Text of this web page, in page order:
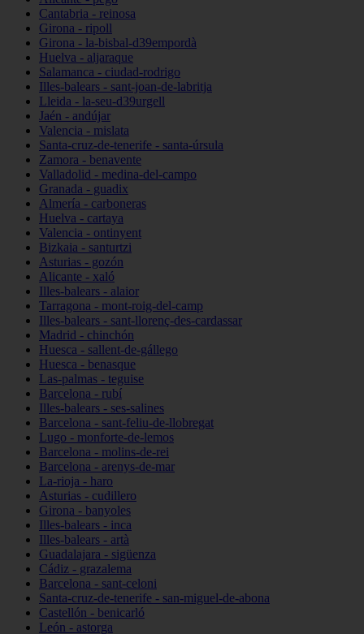
Cantabria - reinosa
Girona - ripoll
Girona - la-bisbal-d39empordà
Huelva - aljaraque
Salamanca - ciudad-rodrigo
Illes-balears - sant-joan-de-labritja
Lleida - la-seu-d39urgell
Jaén - andújar
Valencia - mislata
Santa-cruz-de-tenerife - santa-úrsula
Zamora - benavente
Valladolid - medina-del-campo
Granada - guadix
Almería - carboneras
Huelva - cartaya
Valencia - ontinyent
Bizkaia - santurtzi
Asturias - gozón
Alicante - xaló
Illes-balears - alaior
Tarragona - mont-roig-del-camp
Illes-balears - sant-llorenç-des-cardassar
Madrid - chinchón
Huesca - sallent-de-gállego
Huesca - benasque
Las-palmas - teguise
Barcelona - rubí
Illes-balears - ses-salines
Barcelona - sant-feliu-de-llobregat
Lugo - monforte-de-lemos
Barcelona - molins-de-rei
Barcelona - arenys-de-mar
La-rioja - haro
Asturias - cudillero
Girona - banyoles
Illes-balears - inca
Illes-balears - artà
Guadalajara - sigüenza
Cádiz - grazalema
Barcelona - sant-celoni
Santa-cruz-de-tenerife - san-miguel-de-abona
Castellón - benicarló
León - astorga